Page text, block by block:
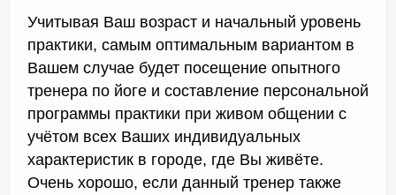
Учитывая Ваш возраст и начальный уровень
практики, самым оптимальным вариантом в
Вашем случае будет посещение опытного
тренера по йоге и составление персональной
программы практики при живом общении с
учётом всех Ваших индивидуальных
характеристик в городе, где Вы живёте.
Очень хорошо, если данный тренер также